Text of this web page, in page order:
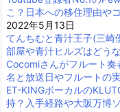
こ？日本への移住理由や
2022年5月13日
てんちむと青汁王子(三崎
部屋や青汁ヒルズはどう
Cocomiさんがフルート
名と放送日やフルートの
ET-KINGボーカルの
持？入手経路や大阪万博